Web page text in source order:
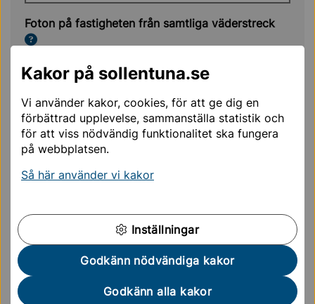
Kakor på sollentuna.se
Vi använder kakor, cookies, för att ge dig en
förbättrad upplevelse, sammanställa statistik och
för att viss nödvändig funktionalitet ska fungera
på webbplatsen.
Så här använder vi kakor
Inställningar
Godkänn nödvändiga kakor
Godkänn alla kakor
Foton på fastigheten från samtliga väderstreck
Foton på fastigheten från samtliga
Ladda upp filer
Beskriv det du vill utföra